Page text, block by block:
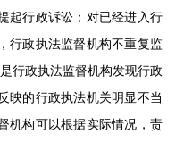
起行政诉讼；对已经进入行
行政执法监督机构不重复监
行政执法监督机构发现行政
映的行政执法机关明显不当
机构可以根据实际情况，责